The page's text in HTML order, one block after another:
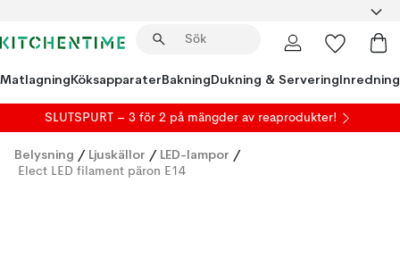
MatlagningKöksapparaterBakningDukning & ServeringInredning
SLUTSPURT – 3 för 2 på mängder av reaprodukter!
Belysning / Ljuskällor / LED-lampor /
Elect LED filament päron E14